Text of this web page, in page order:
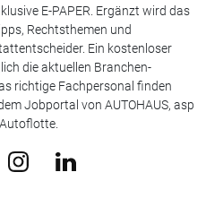
E-PAPER. Ergänzt wird das
Rechtsthemen und
Ein kostenloser
die aktuellen Branchen-
richtige Fachpersonal finden
Jobportal von AUTOHAUS, asp